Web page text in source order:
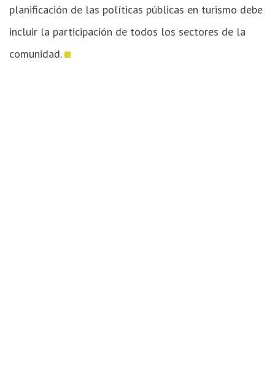
planificación de las políticas públicas en turismo debe
incluir la participación de todos los sectores de la
comunidad.